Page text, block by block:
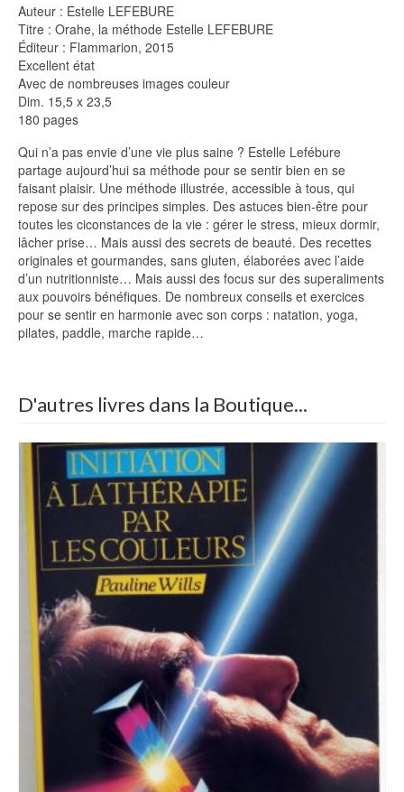
Auteur : Estelle LEFEBURE
Titre : Orahe, la méthode Estelle LEFEBURE
Éditeur : Flammarion, 2015
Excellent état
Avec de nombreuses images couleur
Dim. 15,5 x 23,5
180 pages
Qui n’a pas envie d’une vie plus saine ? Estelle Lefébure
partage aujourd’hui sa méthode pour se sentir bien en se
faisant plaisir. Une méthode illustrée, accessible à tous, qui
repose sur des principes simples. Des astuces bien-être pour
toutes les ciconstances de la vie : gérer le stress, mieux dormir,
lâcher prise… Mais aussi des secrets de beauté. Des recettes
originales et gourmandes, sans gluten, élaborées avec l’aide
d’un nutritionniste… Mais aussi des focus sur des superaliments
aux pouvoirs bénéfiques. De nombreux conseils et exercices
pour se sentir en harmonie avec son corps : natation, yoga,
pilates, paddle, marche rapide…
D'autres livres dans la Boutique...